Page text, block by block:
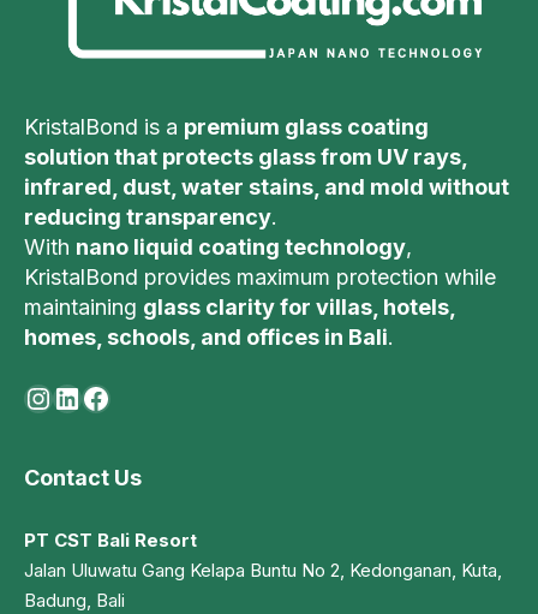
KristalBond is a premium glass coating
solution that protects glass from UV rays,
infrared, dust, water stains, and mold without
reducing transparency.
With nano liquid coating technology,
KristalBond provides maximum protection while
maintaining glass clarity for villas, hotels,
homes, schools, and offices in Bali.
Instagram
LinkedIn
Facebook
Contact Us
PT CST Bali Resort
Jalan Uluwatu Gang Kelapa Buntu No 2, Kedonganan, Kuta,
Badung, Bali